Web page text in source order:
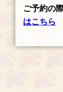
ご予約の
はこちら